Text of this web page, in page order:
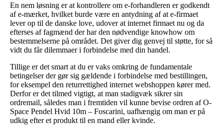
En nem løsning er at kontrollere om e-forhandleren er godkendt
af e-mærket, hvilket burde være en antydning af at e-firmaet
lever op til de danske love, udover at internet firmaet nu og da
efterses af fagmænd der har den nødvendige knowhow om
bestemmelserne på området. Det giver dig genvej til støtte, for så
vidt du får dilemmaer i forbindelse med din handel.
Tillige er det smart at du er vaks omkring de fundamentale
betingelser der gør sig gældende i forbindelse med bestillingen,
for eksempel den returrettighed internet webshoppen kører med.
Derfor er det tilmed vigtigt, at man stadigvæk sikrer sin
ordremail, således man i fremtiden vil kunne bevise ordren af O-
Space Pendel Hvid 10m – Foscarini, uafhængig om man er på
udkig efter et produkt til en mand eller kvinde.